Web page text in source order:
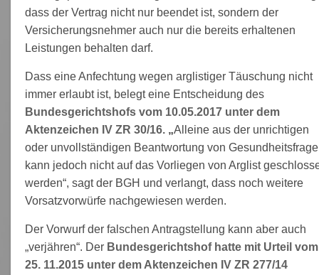
dass der Vertrag nicht nur beendet ist, sondern der
Versicherungsnehmer auch nur die bereits erhaltenen
Leistungen behalten darf.
Dass eine Anfechtung wegen arglistiger Täuschung nicht
immer erlaubt ist, belegt eine Entscheidung des
Bundesgerichtshofs vom 10.05.2017 unter dem
Aktenzeichen IV ZR 30/16.„Alleine aus der unrichtigen
oder unvollständigen Beantwortung von
kann jedoch nicht auf das Vorliegen von Arglist
werden“, sagt der BGH und verlangt, dass noch weitere
Vorsatzvorwürfe nachgewiesen werden.
Der Vorwurf der falschen Antragstellung kann aber auch
„verjähren“. Der Bundesgerichtshof hatte mit Urteil vom
25. 11.2015 unter dem Aktenzeichen IV ZR 277/14